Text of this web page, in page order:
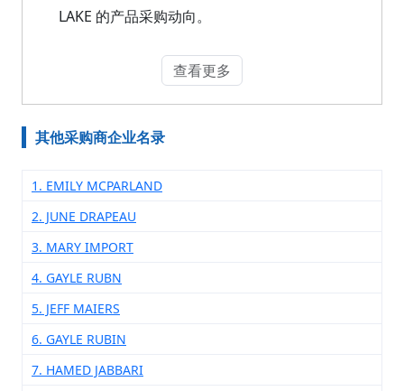
LAKE 的产品采购动向。
查看更多
其他采购商企业名录
1. EMILY MCPARLAND
2. JUNE DRAPEAU
3. MARY IMPORT
4. GAYLE RUBN
5. JEFF MAIERS
6. GAYLE RUBIN
7. HAMED JABBARI